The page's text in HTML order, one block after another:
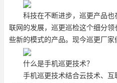
科技在不断进步，巡更产品
联网的发展，巡更巡检这个细分
些新的模式的产品。现今巡更厂家
什么是手机巡更技术？
手机巡更技术结合云技术、